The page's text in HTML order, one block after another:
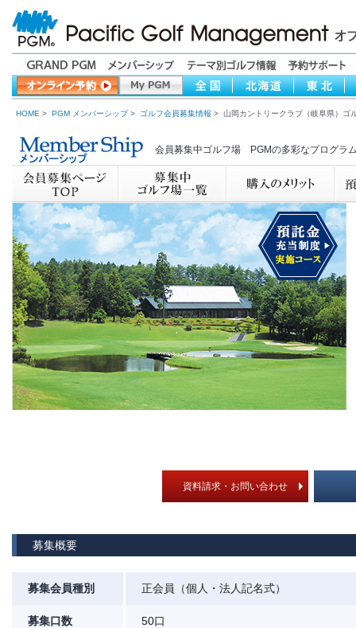
HOME > PGM メンバーシップ> ゴルフ会員募集情報 > 山岡カントリークラブ（岐阜県）ゴ
会員募集中ゴルフ場 PGMの多彩なプログラ
資料請求・お問い合わせ
募集概要
募集会員種別 正会員（個人・法人記名式）
募集口数 50口